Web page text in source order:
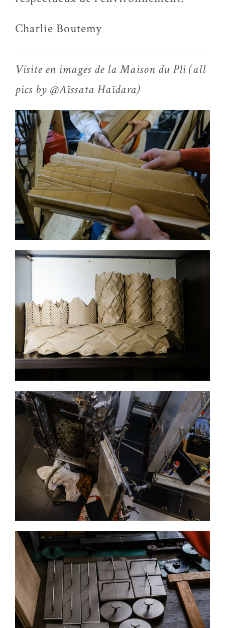
Charlie Boutemy
Visite en images de la Maison du Pli (all
pics by @Aïssata Haïdara)